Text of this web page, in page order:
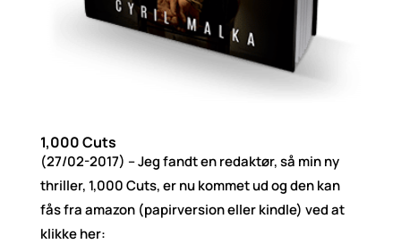
1,000 Cuts
(27/02-2017) – Jeg fandt en redaktør, så min ny
thriller, 1,000 Cuts, er nu kommet ud og den kan
fås fra amazon (papirversion eller kindle) ved at
klikke her: